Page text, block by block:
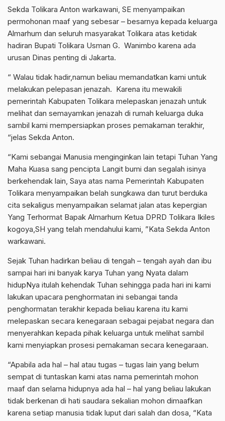
Sekda Tolikara Anton warkawani, SE menyampaikan
permohonan maaf yang sebesar – besarnya kepada keluarga
Almarhum dan seluruh masyarakat Tolikara atas ketidak
hadiran Bupati Tolikara Usman G. Wanimbo karena ada
urusan Dinas penting di Jakarta.
“ Walau tidak hadir,namun beliau memandatkan kami untuk
melakukan pelepasan jenazah. Karena itu mewakili
pemerintah Kabupaten Tolikara melepaskan jenazah untuk
melihat dan semayamkan jenazah di rumah keluarga duka
sambil kami mempersiapkan proses pemakaman terakhir,
“jelas Sekda Anton.
“Kami sebangai Manusia menginginkan lain tetapi Tuhan Yang
Maha Kuasa sang pencipta Langit bumi dan segalah isinya
berkehendak lain, Saya atas nama Pemerintah Kabupaten
Tolikara menyampaikan belah sungkawa dan turut berduka
cita sekaligus menyampaikan selamat jalan atas kepergian
Yang Terhormat Bapak Almarhum Ketua DPRD Tolikara Ikiles
kogoya,SH yang telah mendahului kami, ”Kata Sekda Anton
warkawani.
Sejak Tuhan hadirkan beliau di tengah – tengah ayah dan ibu
sampai hari ini banyak karya Tuhan yang Nyata dalam
hidupNya itulah kehendak Tuhan sehingga pada hari ini kami
lakukan upacara penghormatan ini sebangai tanda
penghormatan terakhir kepada beliau karena itu kami
melepaskan secara kenegaraan sebagai pejabat negara dan
menyerahkan kepada pihak keluarga untuk melihat sambil
kami menyiapkan prosesi pemakaman secara kenegaraan.
“Apabila ada hal – hal atau tugas – tugas lain yang belum
sempat di tuntaskan kami atas nama pemerintah mohon
maaf dan selama hidupnya ada hal – hal yang beliau lakukan
tidak berkenan di hati saudara sekalian mohon dimaafkan
karena setiap manusia tidak luput dari salah dan dosa, “Kata